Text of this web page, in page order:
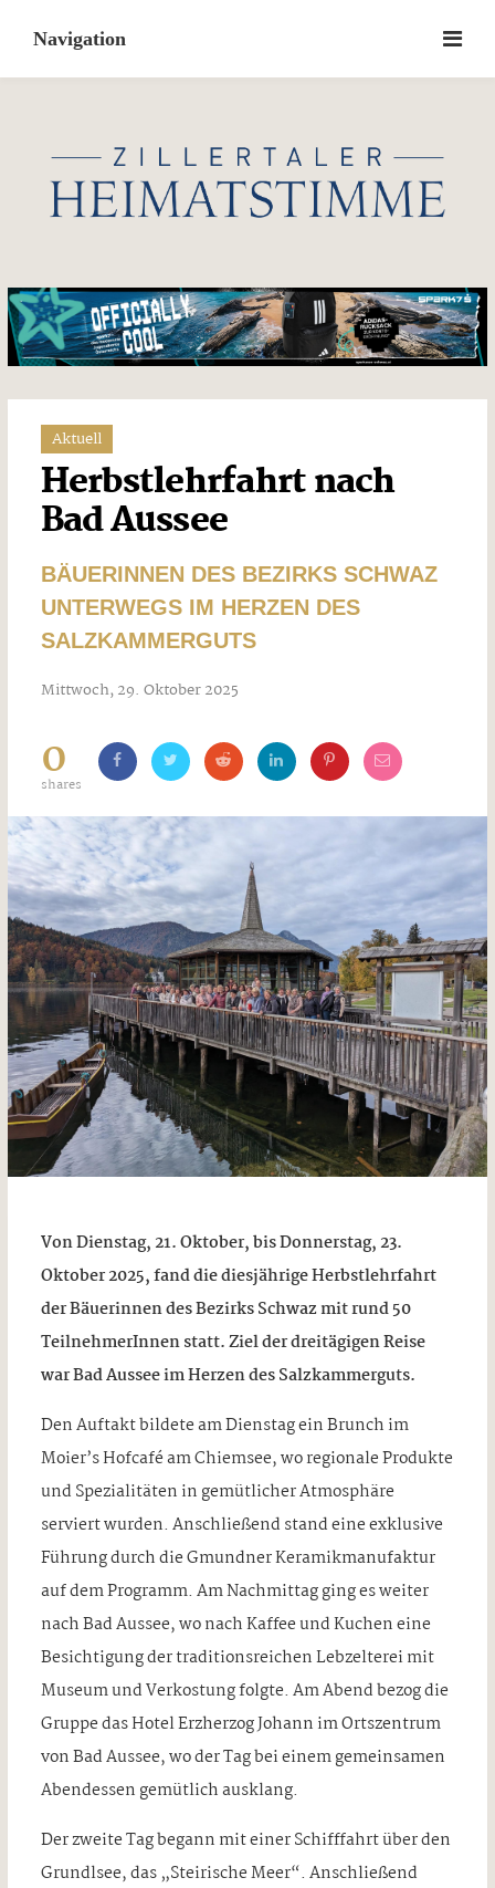
content
Aktuell
Herbstlehrfahrt nach
Bad Aussee
BÄUERINNEN DES BEZIRKS SCHWAZ
UNTERWEGS IM HERZEN DES
SALZKAMMERGUTS
Mittwoch, 29. Oktober 2025
0
shares
Von Dienstag, 21. Oktober, bis Donnerstag, 23.
Oktober 2025, fand die diesjährige Herbstlehrfahrt
der Bäuerinnen des Bezirks Schwaz mit rund 50
TeilnehmerInnen statt. Ziel der dreitägigen Reise
war Bad Aussee im Herzen des Salzkammerguts.
Den Auftakt bildete am Dienstag ein Brunch im
Moier’s Hofcafé am Chiemsee, wo regionale Produkte
und Spezialitäten in gemütlicher Atmosphäre
serviert wurden. Anschließend stand eine exklusive
Führung durch die Gmundner Keramikmanufaktur
auf dem Programm. Am Nachmittag ging es weiter
nach Bad Aussee, wo nach Kaffee und Kuchen eine
Besichtigung der traditionsreichen Lebzelterei mit
Museum und Verkostung folgte. Am Abend bezog die
Gruppe das Hotel Erzherzog Johann im Ortszentrum
von Bad Aussee, wo der Tag bei einem gemeinsamen
Abendessen gemütlich ausklang.
Der zweite Tag begann mit einer Schifffahrt über den
Grundlsee, das „Steirische Meer“. Anschließend